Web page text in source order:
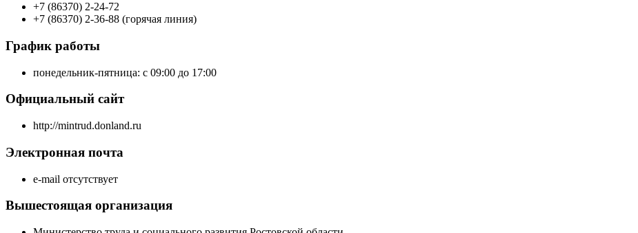
+7 (86370) 2-24-72
+7 (86370) 2-36-88 (горячая линия)
График работы
понедельник-пятница: с 09:00 до 17:00
Официальный сайт
http://mintrud.donland.ru
Электронная почта
e-mail отсутствует
Вышестоящая организация